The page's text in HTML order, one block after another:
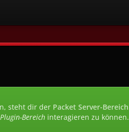
steht dir der Packet Server-Bereich
Plugin-Bereich interagieren zu können.